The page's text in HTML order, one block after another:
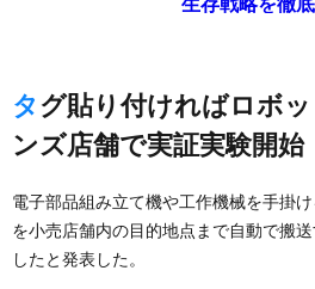
タグ貼り付ければロボットが認識、カイ
ンズ店舗で実証実験開始
電子部品組み立て機や工作機械を手掛
を小売店舗内の目的地点まで自動で搬
したと発表した。